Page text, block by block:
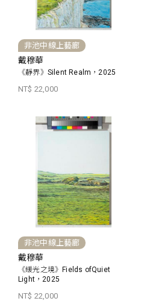
非池中線上藝廊
戴穆華
《靜界》Silent Realm，2025
NT$ 22,000
非池中線上藝廊
戴穆華
《緩光之境》Fields ofQuiet
Light，2025
NT$ 22,000